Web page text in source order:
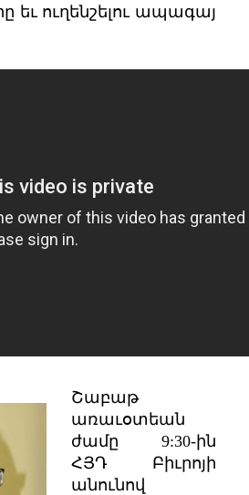
ուղենշելու ապագայ
Շաբաթ
առաւօտեան
ժամը 9:30-ին
ՀՅԴ Բիւրոյի
անունով